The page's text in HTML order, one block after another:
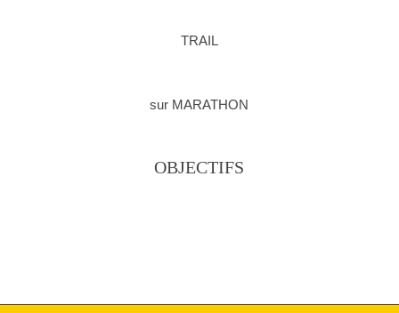
TRAIL
sur MARATHON
OBJECTIFS